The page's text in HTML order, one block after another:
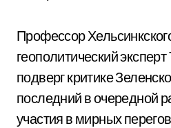
Профессор
геополитический
подверг критике
последний в очередной
участия в мирных